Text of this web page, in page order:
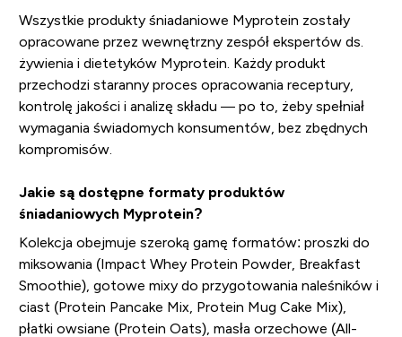
Wszystkie produkty śniadaniowe Myprotein zostały
opracowane przez wewnętrzny zespół ekspertów ds.
żywienia i dietetyków Myprotein. Każdy produkt
przechodzi staranny proces opracowania receptury,
kontrolę jakości i analizę składu — po to, żeby spełniał
wymagania świadomych konsumentów, bez zbędnych
kompromisów.
Jakie są dostępne formaty produktów
śniadaniowych Myprotein?
Kolekcja obejmuje szeroką gamę formatów: proszki do
miksowania (Impact Whey Protein Powder, Breakfast
Smoothie), gotowe mixy do przygotowania naleśników i
ciast (Protein Pancake Mix, Protein Mug Cake Mix),
płatki owsiane (Protein Oats), masła orzechowe (All-